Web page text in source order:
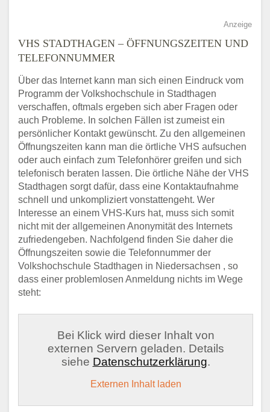
Anzeige
VHS STADTHAGEN – ÖFFNUNGSZEITEN UND
TELEFONNUMMER
Über das Internet kann man sich einen Eindruck vom
Programm der Volkshochschule in Stadthagen
verschaffen, oftmals ergeben sich aber Fragen oder
auch Probleme. In solchen Fällen ist zumeist ein
persönlicher Kontakt gewünscht. Zu den allgemeinen
Öffnungszeiten kann man die örtliche VHS aufsuchen
oder auch einfach zum Telefonhörer greifen und sich
telefonisch beraten lassen. Die örtliche Nähe der VHS
Stadthagen sorgt dafür, dass eine Kontaktaufnahme
schnell und unkompliziert vonstattengeht. Wer
Interesse an einem VHS-Kurs hat, muss sich somit
nicht mit der allgemeinen Anonymität des Internets
zufriedengeben. Nachfolgend finden Sie daher die
Öffnungszeiten sowie die Telefonnummer der
Volkshochschule Stadthagen in Niedersachsen , so
dass einer problemlosen Anmeldung nichts im Wege
steht:
Bei Klick wird dieser Inhalt von
externen Servern geladen. Details
siehe Datenschutzerklärung.
Externen Inhalt laden